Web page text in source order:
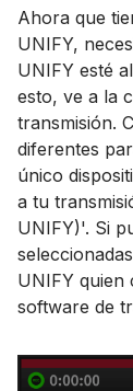
Ahora que
UNIFY,
UNIFY esté
esto, ve a la
transmisión.
diferentes
único
a tu
UNIFY)'. Si
UNIFY quien
software de